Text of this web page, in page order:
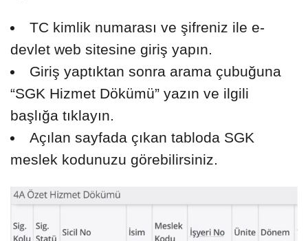
TC kimlik numarası ve şifreniz ile e-
devlet web sitesine giriş yapın.
Giriş yaptıktan sonra arama çubuğuna
“SGK Hizmet Dökümü” yazın ve ilgili
başlığa tıklayın.
Açılan sayfada çıkan tabloda SGK
meslek kodunuzu görebilirsiniz.